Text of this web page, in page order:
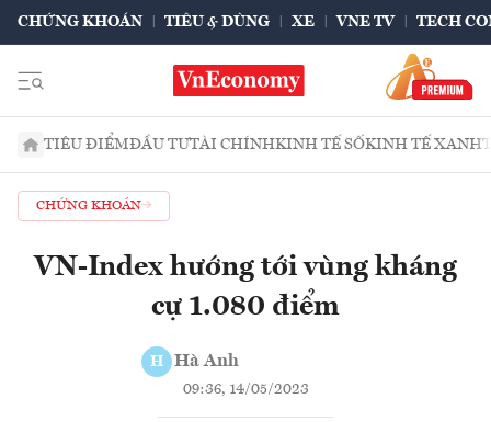
CHỨNG KHOÁN TIÊU & DÙNG XE VNE TV TECH
TIÊU ĐIỂMĐẦU TƯTÀI CHÍNHKINH TẾ SỐKINH TẾ XANH
CHỨNG KHOÁN
VN-Index hướng tới vùng kháng
cự 1.080 điểm
H Hà Anh
09:36, 14/05/2023